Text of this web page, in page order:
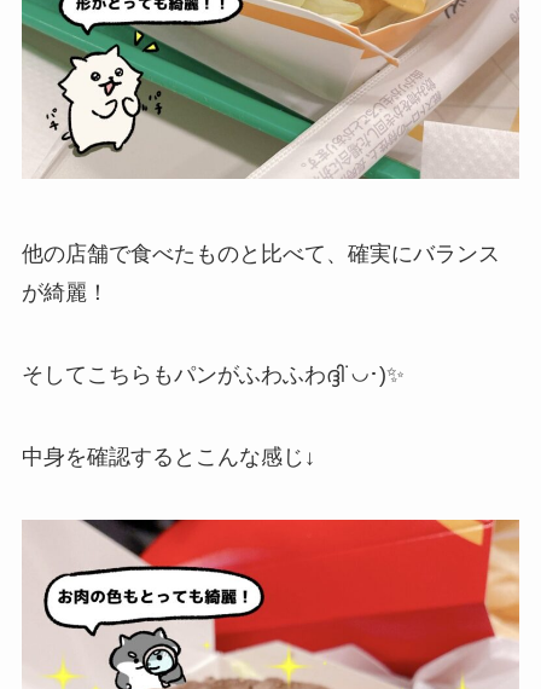
他の店舗で食べたものと比べて、確実にバランス
が綺麗！
そしてこちらもパンがふわふわദ്ദി˙◡･)✨
中身を確認するとこんな感じ↓